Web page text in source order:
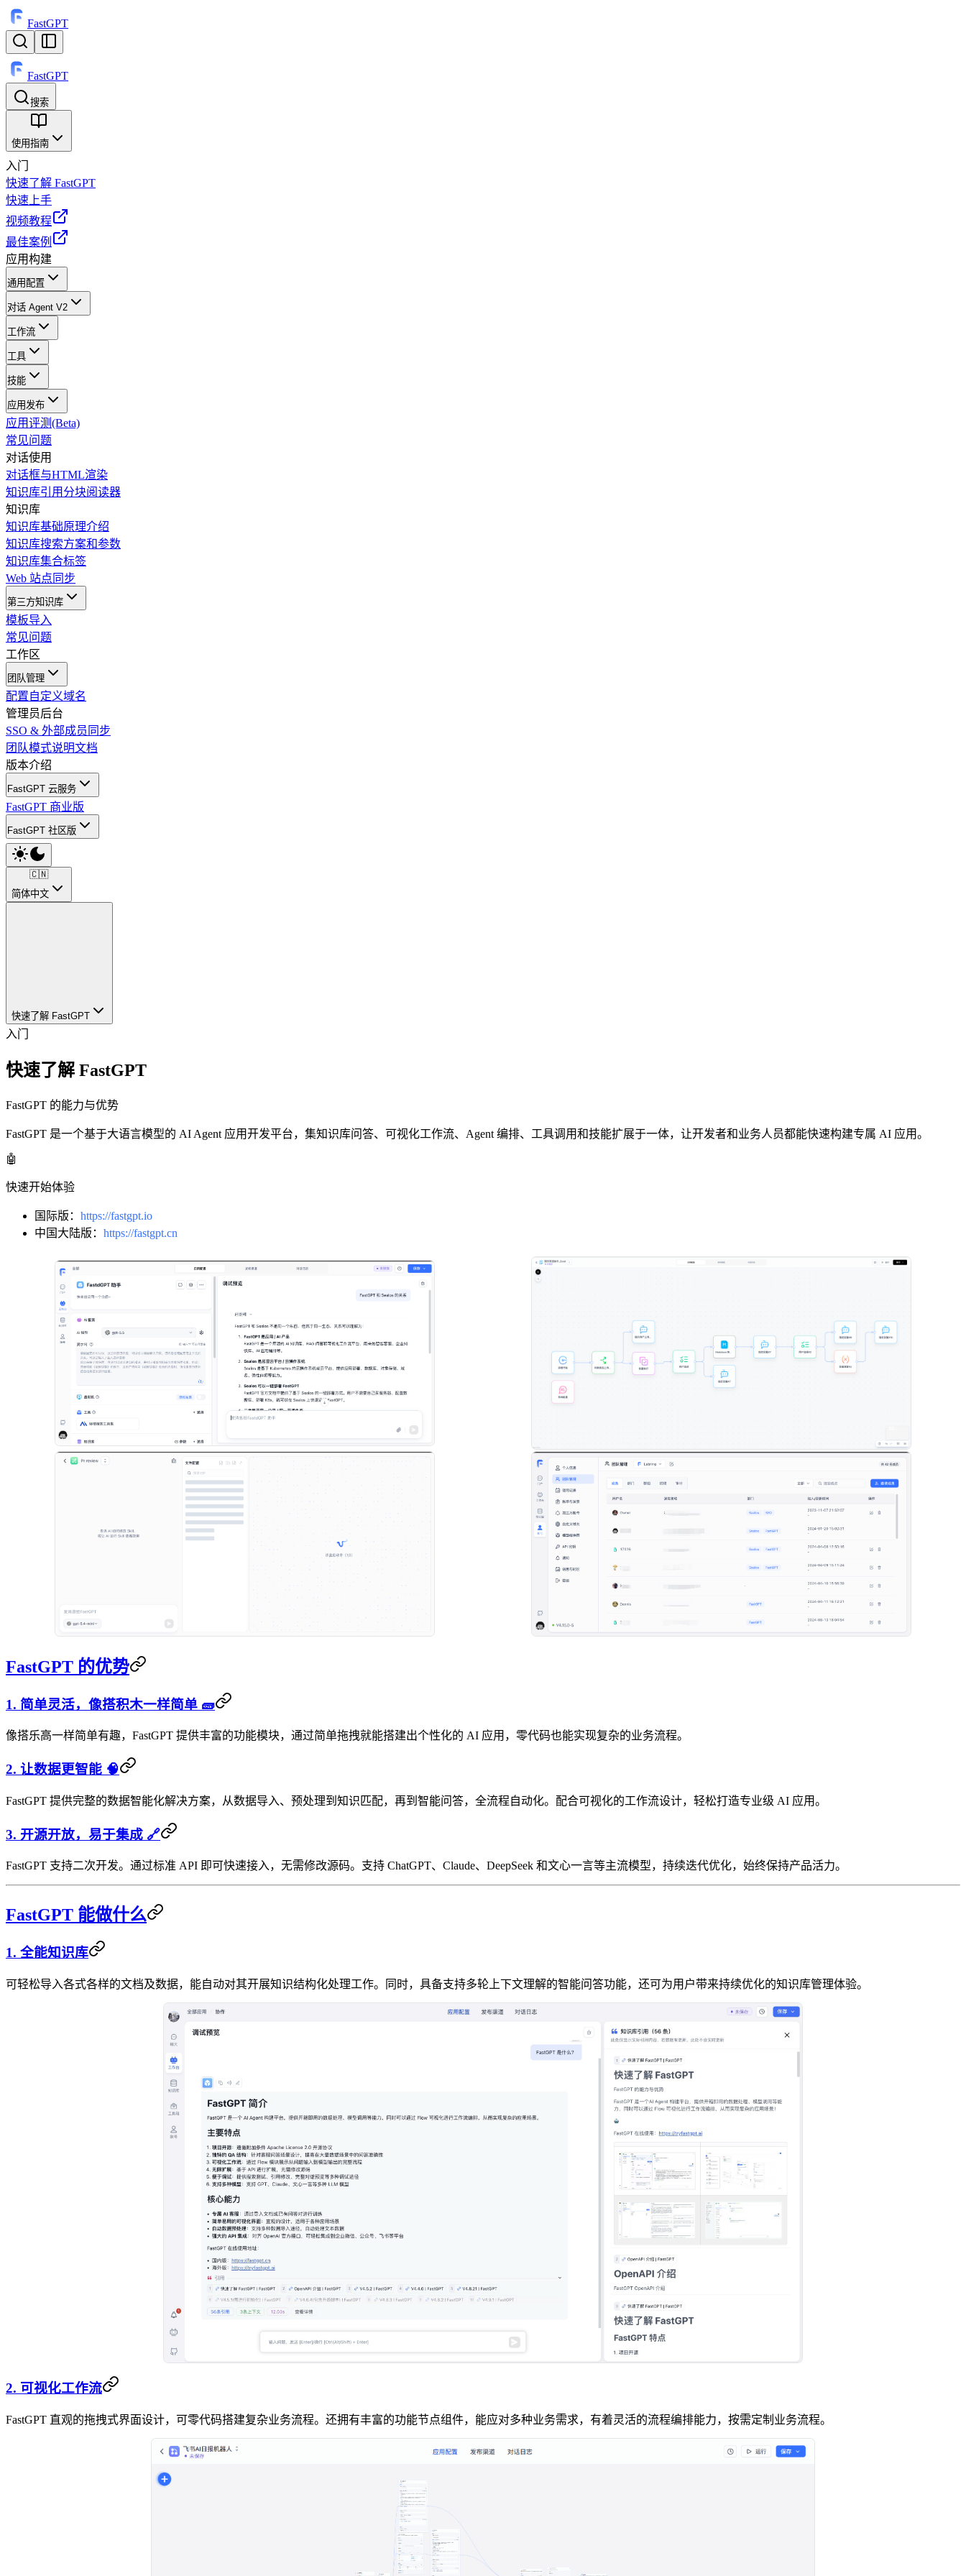
FastGPT
FastGPT
搜索
⌘K
使用指南
入门
快速了解 FastGPT
快速上手
视频教程
最佳案例
应用构建
通用配置
对话 Agent V2
工作流
工具
技能
应用发布
应用评测(Beta)
常见问题
对话使用
对话框与HTML渲染
知识库引用分块阅读器
知识库
知识库基础原理介绍
知识库搜索方案和参数
知识库集合标签
Web 站点同步
第三方知识库
模板导入
常见问题
工作区
团队管理
配置自定义域名
管理员后台
SSO & 外部成员同步
团队模式说明文档
版本介绍
FastGPT 云服务
FastGPT 商业版
FastGPT 社区版
🇨🇳
简体中文
快速了解 FastGPT
入门
快速了解 FastGPT
FastGPT 的能力与优势
FastGPT 是一个基于大语言模型的 AI Agent 应用开发平台，集知识库问答、可视化工作流、Agent 编排、工具调用和技能扩展于一体，让开发者和业务人员都能快速构建专属 AI 应用。
🤖
快速开始体验
国际版： https://fastgpt.io
中国大陆版： https://fastgpt.cn
FastGPT 的优势
1. 简单灵活，像搭积木一样简单 🧱
像搭乐高一样简单有趣，FastGPT 提供丰富的功能模块，通过简单拖拽就能搭建出个性化的 AI 应用，零代码也能实现复杂的业务流程。
2. 让数据更智能 🧠
FastGPT 提供完整的数据智能化解决方案，从数据导入、预处理到知识匹配，再到智能问答，全流程自动化。配合可视化的工作流设计，轻松打造专业级 AI 应用。
3. 开源开放，易于集成 🔗
FastGPT 支持二次开发。通过标准 API 即可快速接入，无需修改源码。支持 ChatGPT、Claude、DeepSeek 和文心一言等主流模型，持续迭代优化，始终保持产品活力。
FastGPT 能做什么
1. 全能知识库
可轻松导入各式各样的文档及数据，能自动对其开展知识结构化处理工作。同时，具备支持多轮上下文理解的智能问答功能，还可为用户带来持续优化的知识库管理体验。
2. 可视化工作流
FastGPT 直观的拖拽式界面设计，可零代码搭建复杂业务流程。还拥有丰富的功能节点组件，能应对多种业务需求，有着灵活的流程编排能力，按需定制业务流程。